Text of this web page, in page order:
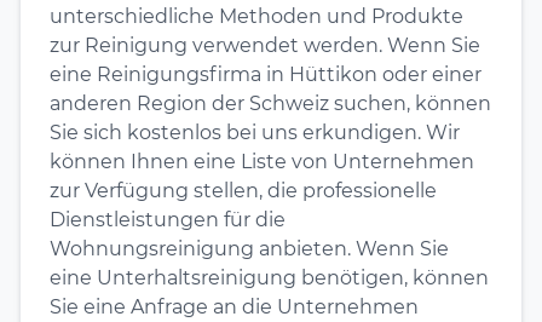
unterschiedliche Methoden und Produkte
zur Reinigung verwendet werden. Wenn Sie
eine Reinigungsfirma in Hüttikon oder einer
anderen Region der Schweiz suchen, können
Sie sich kostenlos bei uns erkundigen. Wir
können Ihnen eine Liste von Unternehmen
zur Verfügung stellen, die professionelle
Dienstleistungen für die
Wohnungsreinigung anbieten. Wenn Sie
eine Unterhaltsreinigung benötigen, können
Sie eine Anfrage an die Unternehmen